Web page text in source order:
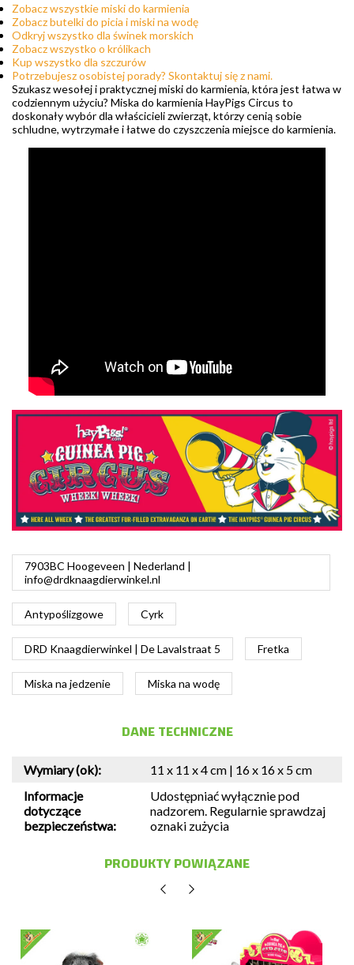
Zobacz wszystkie miski do karmienia
Zobacz butelki do picia i miski na wodę
Odkryj wszystko dla świnek morskich
Zobacz wszystko o królikach
Kup wszystko dla szczurów
Potrzebujesz osobistej porady? Skontaktuj się z nami.
Szukasz wesołej i praktycznej miski do karmienia, która jest łatwa w
codziennym użyciu? Miska do karmienia HayPigs Circus to
doskonały wybór dla właścicieli zwierząt, którzy cenią sobie
schludne, wytrzymałe i łatwe do czyszczenia miejsce do karmienia.
7903BC Hoogeveen | Nederland |
info@drdknaagdierwinkel.nl
Antypoślizgowe Cyrk
DRD Knaagdierwinkel | De Lavalstraat 5 Fretka
Miska na jedzenie Miska na wodę
DANE TECHNICZNE
Wymiary (ok):
11 x 11 x 4 cm | 16 x 16 x 5 cm
Informacje
dotyczące
bezpieczeństwa:
Udostępniać wyłącznie pod
nadzorem. Regularnie sprawdzaj
oznaki zużycia
PRODUKTY POWIĄZANE